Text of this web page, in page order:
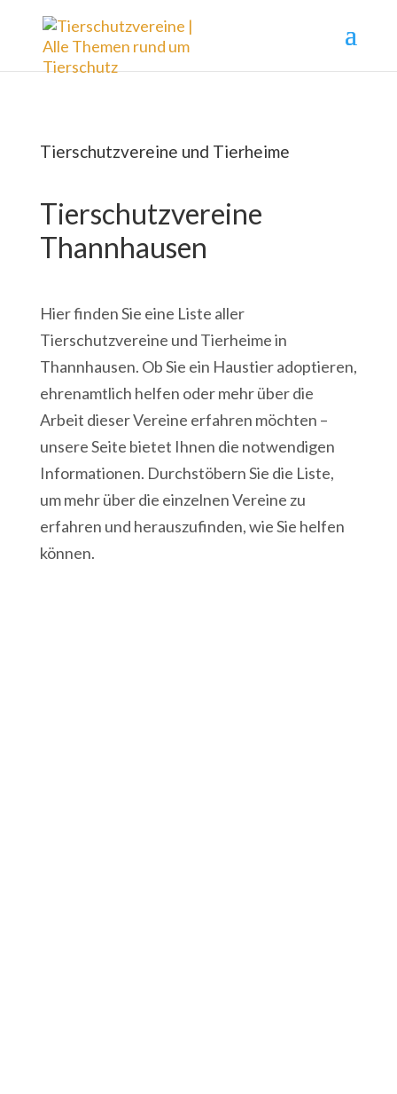
Tierschutzvereine und Tierheime
Tierschutzvereine
Thannhausen
Hier finden Sie eine Liste aller
Tierschutzvereine und Tierheime in
Thannhausen. Ob Sie ein Haustier adoptieren,
ehrenamtlich helfen oder mehr über die
Arbeit dieser Vereine erfahren möchten –
unsere Seite bietet Ihnen die notwendigen
Informationen. Durchstöbern Sie die Liste,
um mehr über die einzelnen Vereine zu
erfahren und herauszufinden, wie Sie helfen
können.